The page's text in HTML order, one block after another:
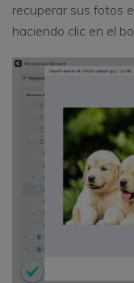
recuperar sus fotos
haciendo clic en el